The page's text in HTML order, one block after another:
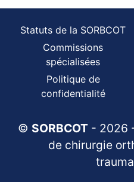
Statuts de la SORBCOT
Commissions
spécialisées
Politique de
confidentialité
© SORBCOT- 2026
de chirurgie